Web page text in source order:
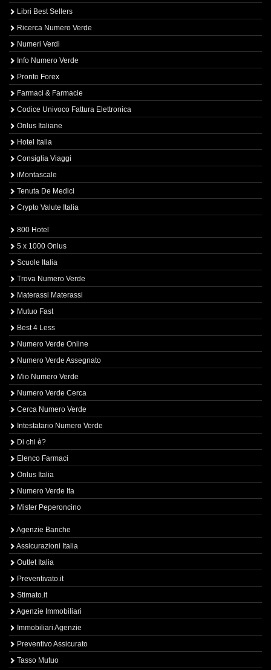
Libri Best Sellers
Ricerca Numero Verde
Numeri Verdi
Info Numero Verde
Pronto Forex
Farmaci & Farmacie
Codice Univoco Fattura Elettronica
Onlus Italiane
Hotel Italia
Consiglia Viaggi
iMontascale
Tenuta De Medici
Crypto Valute Italia
800 Hotel
5 x 1000 Onlus
Scuole Italia
Trova Numero Verde
Materassi Materassi
Mutuo Fast
Best 4 Less
Numero Verde Online
Numero Verde Assegnato
Mio Numero Verde
Numero Verde Cerca
Cerca Numero Verde
Intestatario Numero Verde
Di chi è?
Elenco Farmaci
Onlus Italia
Numero Verde Ita
Mister Peperoncino
Agenzie Banche
Assicurazioni Italia
Outlet Italia
Preventivato.it
Stimato.it
Agenzie Immobiliari
Immobiliari Agenzie
Preventivo Assicurato
Tasso Mutuo